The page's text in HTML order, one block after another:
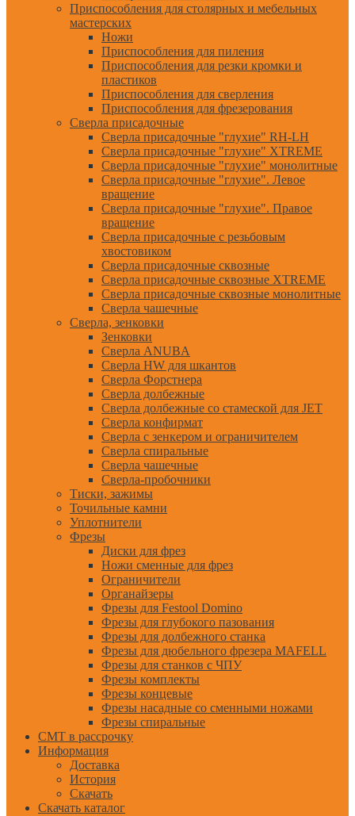
Приспособления для столярных и мебельных
мастерских
Ножи
Приспособления для пиления
Приспособления для резки кромки и
пластиков
Приспособления для сверления
Приспособления для фрезерования
Сверла присадочные
Сверла присадочные "глухие" RH-LH
Сверла присадочные "глухие" XTREME
Сверла присадочные "глухие" монолитные
Сверла присадочные "глухие". Левое
вращение
Сверла присадочные "глухие". Правое
вращение
Сверла присадочные с резьбовым
хвостовиком
Сверла присадочные сквозные
Сверла присадочные сквозные XTREME
Сверла присадочные сквозные монолитные
Сверла чашечные
Сверла, зенковки
Зенковки
Сверла ANUBA
Сверла HW для шкантов
Сверла Форстнера
Сверла долбежные
Сверла долбежные со стамеской для JET
Сверла конфирмат
Сверла с зенкером и ограничителем
Сверла спиральные
Сверла чашечные
Сверла-пробочники
Тиски, зажимы
Точильные камни
Уплотнители
Фрезы
Диски для фрез
Ножи сменные для фрез
Ограничители
Органайзеры
Фрезы для Festool Domino
Фрезы для глубокого пазования
Фрезы для долбежного станка
Фрезы для дюбельного фрезера MAFELL
Фрезы для станков с ЧПУ
Фрезы комплекты
Фрезы концевые
Фрезы насадные со сменными ножами
Фрезы спиральные
CMT в рассрочку
Информация
Доставка
История
Скачать
Скачать каталог